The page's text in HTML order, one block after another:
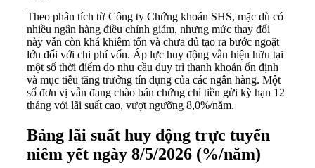
Theo phân tích từ Công ty Chứng khoán SHS, mặc dù có
nhiều ngân hàng điều chỉnh giảm, nhưng mức thay đổi
này vẫn còn khá khiêm tốn và chưa đủ tạo ra bước ngoặt
lớn đối với chi phí vốn. Áp lực huy động vẫn hiện hữu tại
một số thời điểm do nhu cầu duy trì thanh khoản ổn định
và mục tiêu tăng trưởng tín dụng của các ngân hàng. Một
số đơn vị vẫn đang chào bán chứng chỉ tiền gửi kỳ hạn 12
tháng với lãi suất cao, vượt ngưỡng 8,0%/năm.
Bảng lãi suất huy động trực tuyến
niêm yết ngày 8/5/2026 (%/năm)